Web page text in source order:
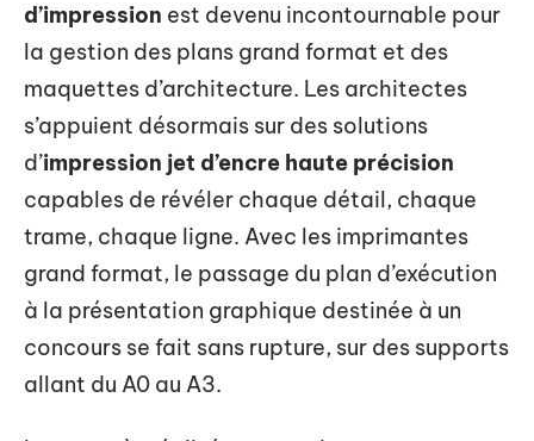
d’impression est devenu incontournable pour
la gestion des plans grand format et des
maquettes d’architecture. Les architectes
s’appuient désormais sur des solutions
d’impression jet d’encre haute précision
capables de révéler chaque détail, chaque
trame, chaque ligne. Avec les imprimantes
grand format, le passage du plan d’exécution
à la présentation graphique destinée à un
concours se fait sans rupture, sur des supports
allant du A0 au A3.